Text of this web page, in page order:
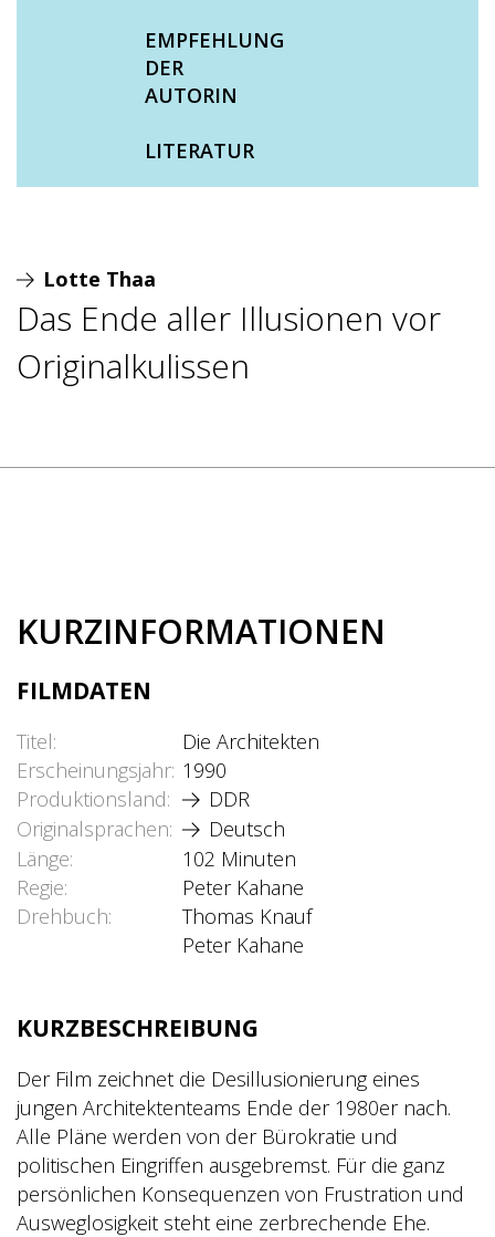
EMPFEHLUNG
DER
AUTORIN
LITERATUR
Lotte Thaa
Das Ende aller Illusionen vor
Originalkulissen
KURZINFORMATIONEN
FILMDATEN
Titel
Die Architekten
Erscheinungsjahr 1990
Produktionsland
DDR
Originalsprachen
Deutsch
Länge
102 Minuten
Regie
Peter Kahane
Drehbuch
Thomas Knauf
Peter Kahane
KURZBESCHREIBUNG
Der Film zeichnet die Desillusionierung eines
jungen Architektenteams Ende der 1980er nach.
Alle Pläne werden von der Bürokratie und
politischen Eingriffen ausgebremst. Für die ganz
persönlichen Konsequenzen von Frustration und
Ausweglosigkeit steht eine zerbrechende Ehe.